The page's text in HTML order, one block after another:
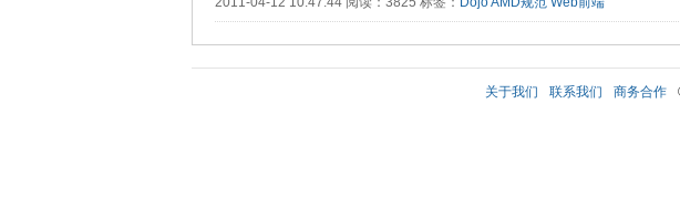
关于我们 联系我们 商务合作